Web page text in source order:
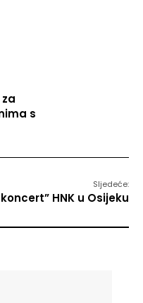
s
Sljedeće:
HNK u Osijeku